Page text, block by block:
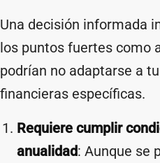
Una decisión informada
los puntos fuertes como
podrían no adaptarse a
financieras específicas.
Requiere cumplir
anualidad: Aunque se